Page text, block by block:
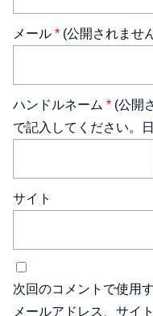
メール * (公開されませ
ハンドルネーム * (公開
で記入してください。
サイト
次回のコメントで使用
メールアドレス、サイ